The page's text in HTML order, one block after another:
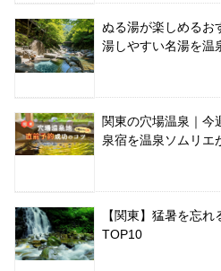
ぬる湯が楽しめるお
湯しやすい名湯を温
関東の穴場温泉｜今
泉宿を温泉ソムリエ
【関東】猛暑を忘
TOP10